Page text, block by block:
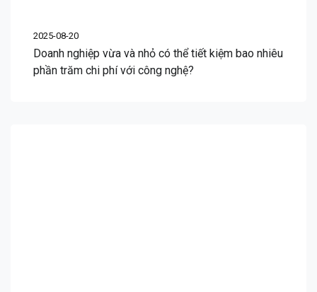
2025-08-20
Doanh nghiệp vừa và nhỏ có thể tiết kiệm bao nhiêu
phần trăm chi phí với công nghệ?